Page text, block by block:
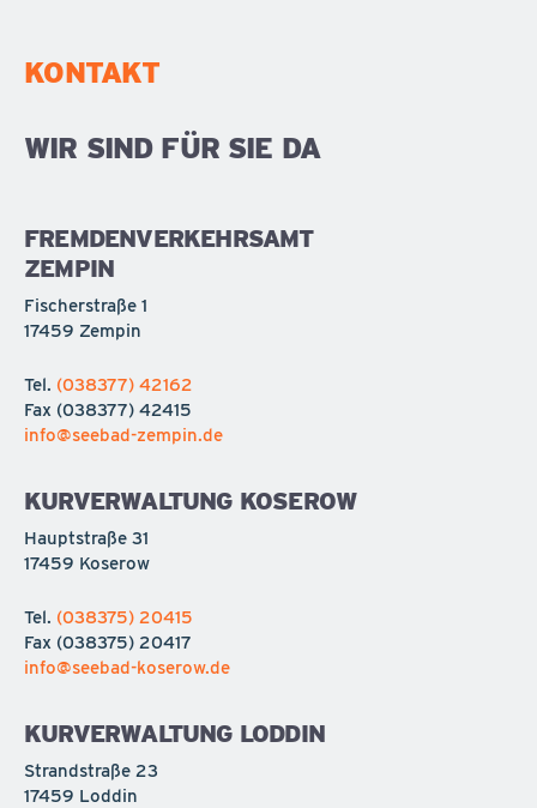
KONTAKT
WIR SIND FÜR SIE DA
FREMDENVERKEHRSAMT
ZEMPIN
Fischerstraße 1
17459 Zempin
Tel. (038377) 42162
Fax (038377) 42415
info@seebad-zempin.de
KURVERWALTUNG KOSEROW
Hauptstraße 31
17459 Koserow
Tel. (038375) 20415
Fax (038375) 20417
info@seebad-koserow.de
KURVERWALTUNG LODDIN
Strandstraße 23
17459 Loddin